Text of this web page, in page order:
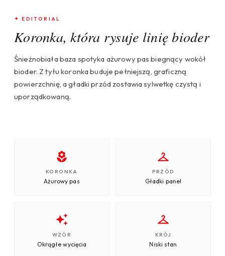
✦ EDITORIAL
Koronka, która rysuje linię bioder
Śnieżnobiała baza spotyka ażurowy pas biegnący wokół
bioder. Z tyłu koronka buduje pełniejszą, graficzną
powierzchnię, a gładki przód zostawia sylwetkę czystą i
uporządkowaną.
KORONKA
Ażurowy pas
PRZÓD
Gładki panel
WZÓR
Okrągłe wycięcia
KRÓJ
Niski stan